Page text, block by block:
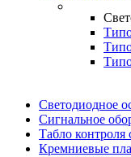
Светодиодное
Сигнальное
Табло контроля
Кремниевые